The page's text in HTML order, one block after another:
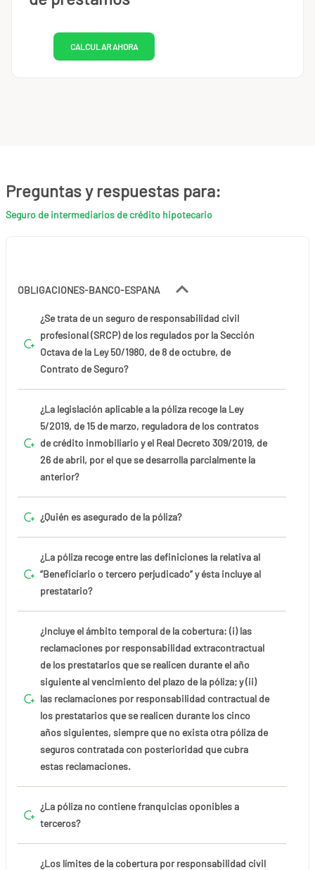
Preguntas y respuestas para:
Seguro de intermediarios de crédito hipotecario
OBLIGACIONES-BANCO-ESPANA
¿Se trata de un seguro de responsabilidad civil
profesional (SRCP) de los regulados por la Sección
Octava de la Ley 50/1980, de 8 de octubre, de
Contrato de Seguro?
¿La legislación aplicable a la póliza recoge la Ley
5/2019, de 15 de marzo, reguladora de los contratos
de crédito inmobiliario y el Real Decreto 309/2019, de
26 de abril, por el que se desarrolla parcialmente la
anterior?
¿Quién es asegurado de la póliza?
¿La póliza recoge entre las definiciones la relativa al
“Beneficiario o tercero perjudicado” y ésta incluye al
prestatario?
¿Incluye el ámbito temporal de la cobertura: (i) las
reclamaciones por responsabilidad extracontractual
de los prestatarios que se realicen durante el año
siguiente al vencimiento del plazo de la póliza; y (ii)
las reclamaciones por responsabilidad contractual de
los prestatarios que se realicen durante los cinco
años siguientes, siempre que no exista otra póliza de
seguros contratada con posterioridad que cubra
estas reclamaciones.
¿La póliza no contiene franquicias oponibles a
terceros?
¿Los límites de la cobertura por responsabilidad civil
CALCULAR AHORA